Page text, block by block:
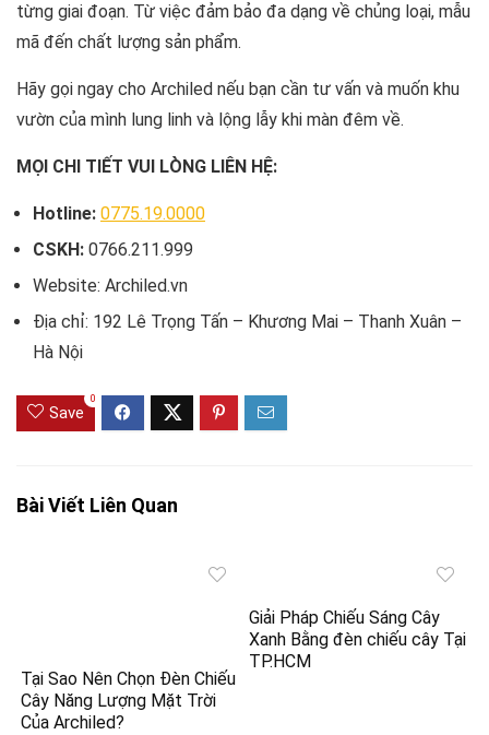
từng giai đoạn. Từ việc đảm bảo đa dạng về chủng loại, mẫu
mã đến chất lượng sản phẩm.
Hãy gọi ngay cho Archiled nếu bạn cần tư vấn và muốn khu
vườn của mình lung linh và lộng lẫy khi màn đêm về.
MỌI CHI TIẾT VUI LÒNG LIÊN HỆ:
Hotline: 0775.19.0000
CSKH: 0766.211.999
Website: Archiled.vn
Địa chỉ: 192 Lê Trọng Tấn – Khương Mai – Thanh Xuân –
Hà Nội
Save
0
Bài Viết Liên Quan
Tại Sao Nên Chọn Đèn Chiếu
Cây Năng Lượng Mặt Trời
Của Archiled?
Giải Pháp Chiếu Sáng Cây
Xanh Bằng đèn chiếu cây Tại
TP.HCM